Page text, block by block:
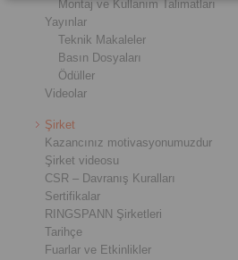
Montaj ve Kullanım Talimatları
Yayınlar
Teknik Makaleler
Basın Dosyaları
Ödüller
Videolar
Şirket
Kazancınız motivasyonumuzdur
Şirket videosu
CSR – Davranış Kuralları
Sertifikalar
RINGSPANN Şirketleri
Tarihçe
Fuarlar ve Etkinlikler